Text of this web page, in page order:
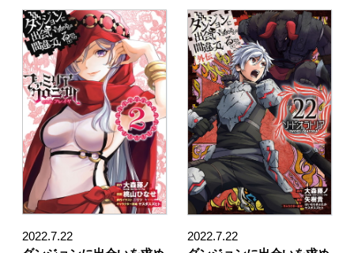
2022.7.22
2022.7.22